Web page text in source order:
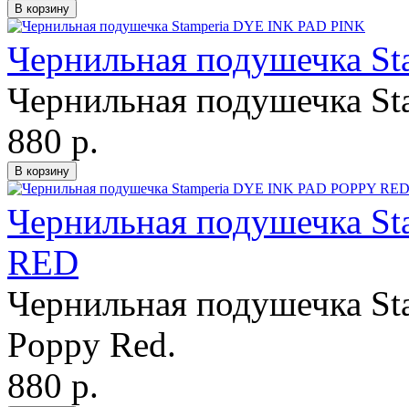
Чернильная подушечка
Чернильная подушечка
880 р.
Чернильная подушечка
RED
Чернильная подушечка
Poppy Red.
880 р.